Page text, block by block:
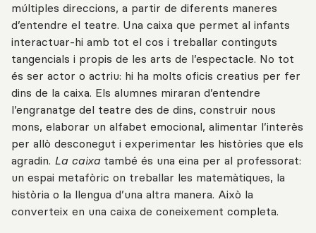
múltiples direccions, a partir de diferents maneres
d’entendre el teatre. Una caixa que permet al infants
interactuar-hi amb tot el cos i treballar continguts
tangencials i propis de les arts de l’espectacle. No tot
és ser actor o actriu: hi ha molts oficis creatius per fer
dins de la caixa. Els alumnes miraran d’entendre
l’engranatge del teatre des de dins, construir nous
mons, elaborar un alfabet emocional, alimentar l’interès
per allò desconegut i experimentar les històries que els
agradin. La caixatambé és una eina per al professorat:
un espai metafòric on treballar les matemàtiques, la
història o la llengua d’una altra manera. Això la
converteix en una caixa de coneixement completa.